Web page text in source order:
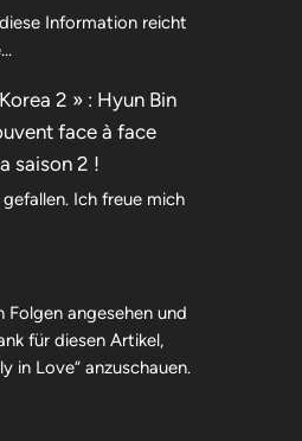
Information reicht
2 » : Hyun Bin
face à face
saison 2 !
Ich freue mich
angesehen und
für diesen Artikel,
in Love“ anzuschauen.